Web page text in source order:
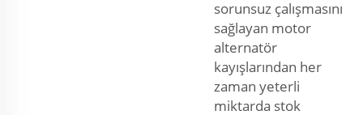
sorunsuz çalışmasını
sağlayan motor
alternatör
kayışlarından her
zaman yeterli
miktarda stok